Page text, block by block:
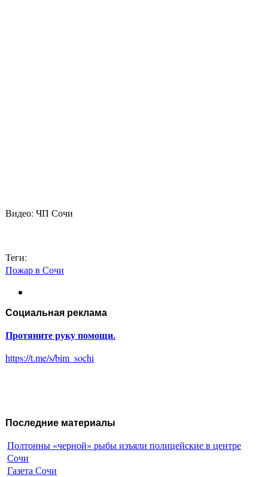
Видео: ЧП Сочи
Теги:
Пожар в Сочи
Социальная реклама
Протяните руку помощи.
https://t.me/s/bim_sochi
Последние материалы
Полтонны «черной» рыбы изъяли полицейские в центре
Сочи
Газета Сочи